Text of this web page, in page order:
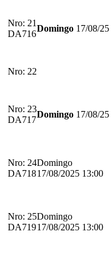
Nro: 21
DA716
Domingo 17/08/25
Nro: 22
Nro: 23
DA717
Domingo 17/08/25
Nro: 24
DA718
Domingo
17/08/2025 13:00
Nro: 25
DA719
Domingo
17/08/2025 13:00